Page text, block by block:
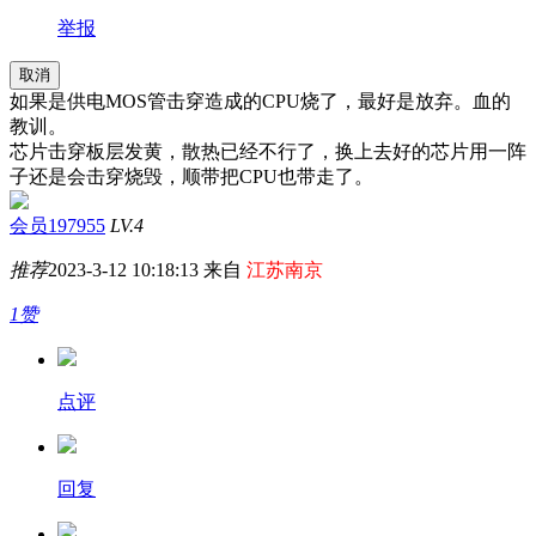
举报
取消
如果是供电MOS管击穿造成的CPU烧了，最好是放弃。血的
教训。
芯片击穿板层发黄，散热已经不行了，换上去好的芯片用一阵
子还是会击穿烧毁，顺带把CPU也带走了。
会员197955 LV.4
推荐2023-3-12 10:18:13 来自 江苏南京
1赞
点评
回复